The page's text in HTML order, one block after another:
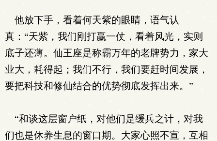
他放下手，看着何天紫的眼睛，语气认
真：“天紫，我们刚打赢一仗，看着风光，实则
底子还薄。仙王座是称霸万年的老牌势力，家大
业大，耗得起；我们不行，我们要赶时间发展，
要把科技和修仙结合的优势彻底发挥出来。”
“和谈这层窗户纸，对他们是缓兵之计，对我
们也是休养生息的窗口期。大家心照不宣，互相